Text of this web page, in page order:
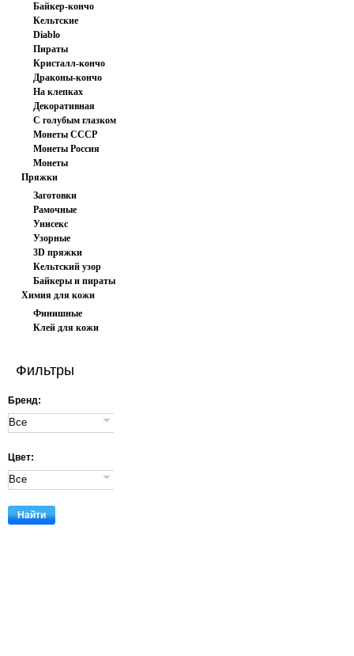
Байкер-кончо
Кельтские
Diablo
Пираты
Кристалл-кончо
Драконы-кончо
На клепках
Декоративная
шайба
С голубым глазком
Монеты СССР
Монеты Россия
Монеты
иностранные
Пряжки
Заготовки
Рамочные
Унисекс
Узорные
3D пряжки
Кельтский узор
Байкеры и пираты
Химия для кожи
Финишные
покрытия
Клей для кожи
Фильтры
Бренд:
Цвет: